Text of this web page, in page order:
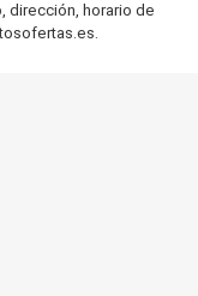
dirección, horario de